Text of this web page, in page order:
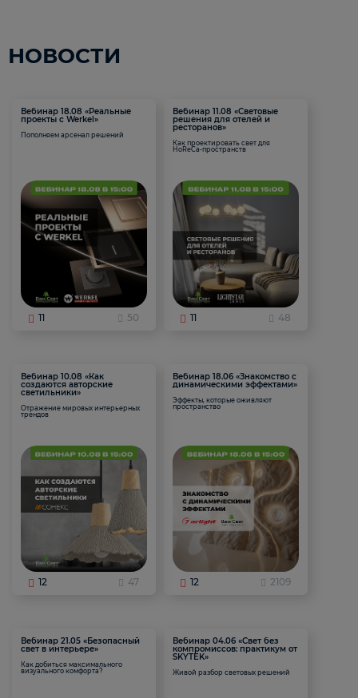
НОВОСТИ
Вебинар 18.08 «Реальные
проекты с Werkel»
Пополняем арсенал решений
11 50
Вебинар 11.08 «Световые
решения для отелей и
ресторанов»
Как проектировать свет для
HoReCa-пространств
11 48
Вебинар 10.08 «Как
создаются авторские
светильники»
Отражение мировых интерьерных
трендов
12 47
Вебинар 18.06 «Знакомство с
динамическими эффектами»
Эффекты, которые оживляют
пространство
12 2109
Вебинар 21.05 «Безопасный
свет в интерьере»
Как добиться максимального
визуального комфорта?
Вебинар 04.06 «Свет без
компромиссов: практикум от
SKYTEK»
Живой разбор световых решений